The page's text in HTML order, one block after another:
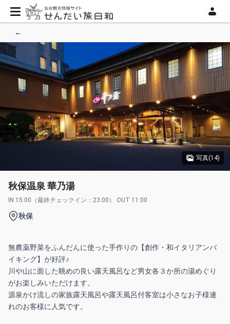
←
写真(14)
秋保温泉 華乃湯
IN 15:00（最終チェックイン：23:00） OUT 11:00
秋保
無農薬野菜をふんだんに使った手作りの【創作・和イタリアンバ
イキング】が好評♪
川や山に面した眺めの良い露天風呂など男女各３か所の湯めぐり
がお楽しみいただけます。
源泉かけ流しの家族露天風呂や露天風呂付客室は小さなお子様連